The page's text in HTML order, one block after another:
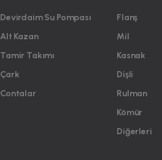
Devirdaim Su Pompası
Alt Kazan
Tamir Takımı
Çark
Contalar
Flanş
Mil
Kasnak
Dişli
Rulman
Kömür
Diğerleri